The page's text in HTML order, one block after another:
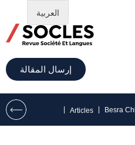
إرسال المقالة
Articles Besra
العربية